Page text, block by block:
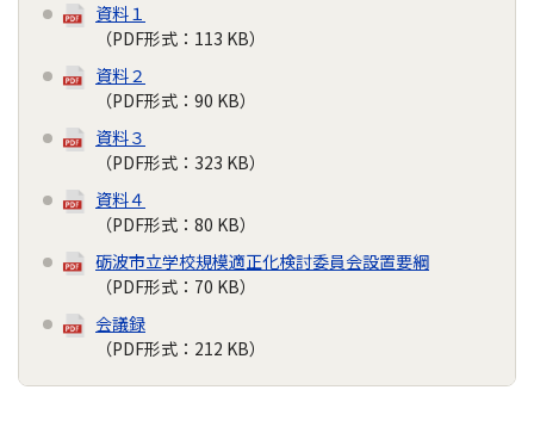
資料１
（PDF形式：113 KB）
資料２
（PDF形式：90 KB）
資料３
（PDF形式：323 KB）
資料４
（PDF形式：80 KB）
砺波市立学校規模適正化検討委員会設置要綱
（PDF形式：70 KB）
会議録
（PDF形式：212 KB）